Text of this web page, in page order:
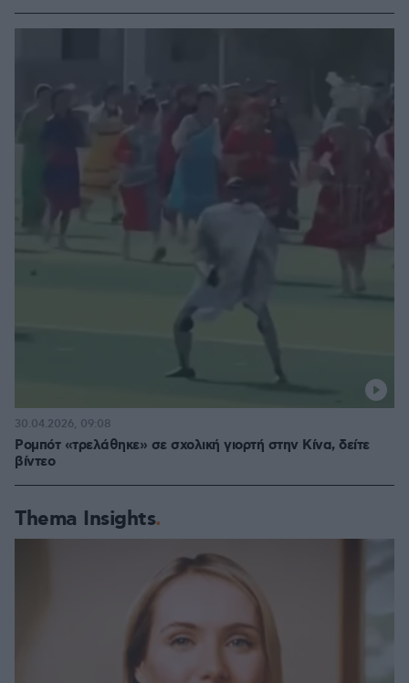
Ρομπότ «τρελάθηκε» σε σχολική γιορτή στην Κίνα, δείτε
βίντεο
30.04.2026, 09:08
Thema Insights